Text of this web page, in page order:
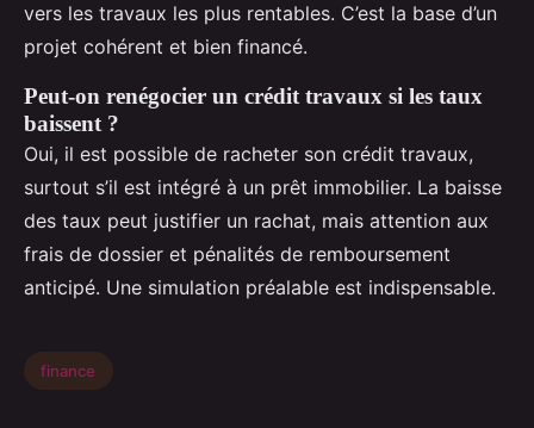
vers les travaux les plus rentables. C’est la base d’un
projet cohérent et bien financé.
Peut-on renégocier un crédit travaux si les taux
baissent ?
Oui, il est possible de racheter son crédit travaux,
surtout s’il est intégré à un prêt immobilier. La baisse
des taux peut justifier un rachat, mais attention aux
frais de dossier et pénalités de remboursement
anticipé. Une simulation préalable est indispensable.
finance